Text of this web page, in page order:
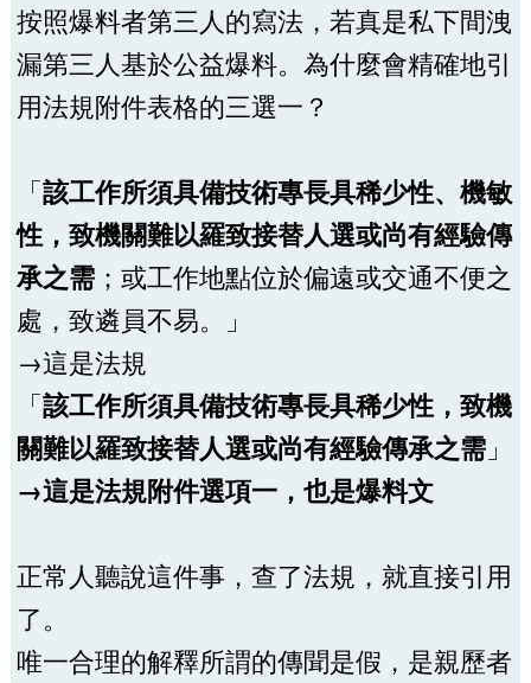
按照爆料者第三人的寫法，若真是私下間洩
漏第三人基於公益爆料。為什麼會精確地引
用法規附件表格的三選一？
「該工作所須具備技術專長具稀少性、機敏
性，致機關難以羅致接替人選或尚有經驗傳
承之需；或工作地點位於偏遠或交通不便之
處，致遴員不易。」
→這是法規
「該工作所須具備技術專長具稀少性，致機
關難以羅致接替人選或尚有經驗傳承之需」
→這是法規附件選項一，也是爆料文
正常人聽說這件事，查了法規，就直接引用
了。
唯一合理的解釋所謂的傳聞是假，是親歷者